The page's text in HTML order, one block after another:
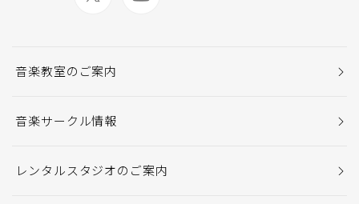
音楽教室のご案内
音楽サークル情報
レンタルスタジオのご案内